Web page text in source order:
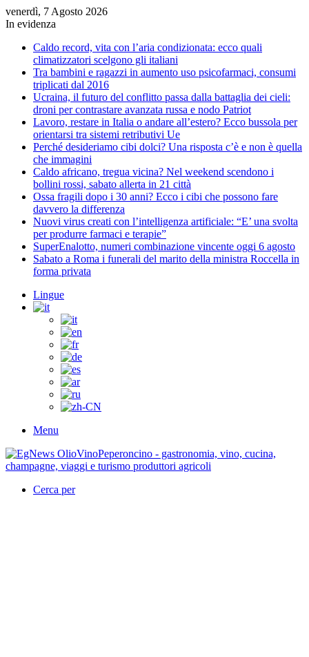
venerdì, 7 Agosto 2026
In evidenza
Caldo record, vita con l’aria condizionata: ecco quali
climatizzatori scelgono gli italiani
Tra bambini e ragazzi in aumento uso psicofarmaci, consumi
triplicati dal 2016
Ucraina, il futuro del conflitto passa dalla battaglia dei cieli:
droni per contrastare avanzata russa e nodo Patriot
Lavoro, restare in Italia o andare all’estero? Ecco bussola per
orientarsi tra sistemi retributivi Ue
Perché desideriamo cibi dolci? Una risposta c’è e non è quella
che immagini
Caldo africano, tregua vicina? Nel weekend scendono i
bollini rossi, sabato allerta in 21 città
Ossa fragili dopo i 30 anni? Ecco i cibi che possono fare
davvero la differenza
Nuovi virus creati con l’intelligenza artificiale: “E’ una svolta
per produrre farmaci e terapie”
SuperEnalotto, numeri combinazione vincente oggi 6 agosto
Sabato a Roma i funerali del marito della ministra Roccella in
forma privata
Lingue
Menu
Cerca per